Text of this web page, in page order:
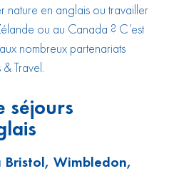
nature en anglais ou travailler
ou au Canada ? C’est
nombreux partenariats
Travel.
séjours
Bristol, Wimbledon,